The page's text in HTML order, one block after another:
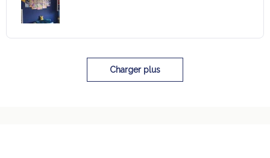
Charger plus